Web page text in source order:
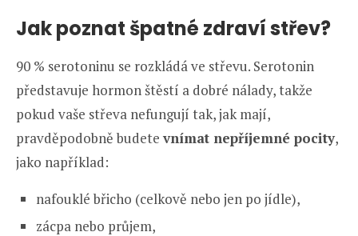
Jak poznat špatné zdraví střev?
90 % serotoninu se rozkládá ve střevu. Serotonin
představuje hormon štěstí a dobré nálady, takže
pokud vaše střeva nefungují tak, jak mají,
pravděpodobně budete vnímat nepříjemné pocity,
jako například:
nafouklé břicho (celkově nebo jen po jídle),
zácpa nebo průjem,